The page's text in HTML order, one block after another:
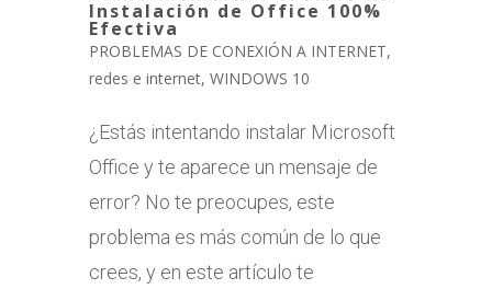
Instalación de Office 100%
Efectiva
PROBLEMAS DE CONEXIÓN A INTERNET,
redes e internet, WINDOWS 10
¿Estás intentando instalar Microsoft
Office y te aparece un mensaje de
error? No te preocupes, este
problema es más común de lo que
crees, y en este artículo te